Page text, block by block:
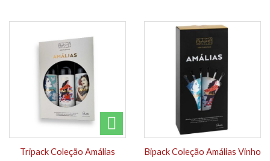
Tripack Coleção Amálias
Bipack Coleção Amálias Vinho